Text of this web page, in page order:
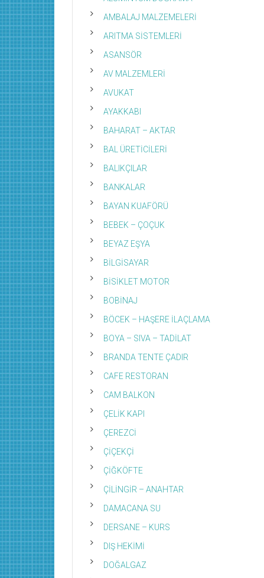
AMBALAJ MALZEMELERİ
ARITMA SİSTEMLERİ
ASANSÖR
AV MALZEMLERİ
AVUKAT
AYAKKABI
BAHARAT – AKTAR
BAL ÜRETİCİLERİ
BALIKÇILAR
BANKALAR
BAYAN KUAFÖRÜ
BEBEK – ÇOÇUK
BEYAZ EŞYA
BİLGİSAYAR
BİSİKLET MOTOR
BOBİNAJ
BÖCEK – HAŞERE İLAÇLAMA
BOYA – SIVA – TADİLAT
BRANDA TENTE ÇADIR
CAFE RESTORAN
CAM BALKON
ÇELİK KAPI
ÇEREZCİ
ÇİÇEKÇİ
ÇİĞKÖFTE
ÇİLİNGİR – ANAHTAR
DAMACANA SU
DERSANE – KURS
DIŞ HEKİMİ
DOĞALGAZ